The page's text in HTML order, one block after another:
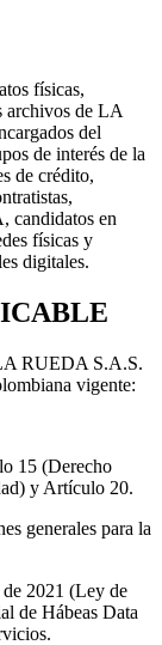
físicas,
archivos de LA
del
de interés de la
de crédito,
candidatos en
físicas y
digitales.
RUEDA S.A.S.
vigente:
15 (Derecho
y Artículo 20.
generales para la
2021 (Ley de
de Hábeas Data